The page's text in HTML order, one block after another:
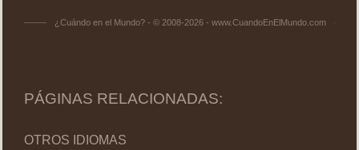
¿Cuándo en el Mundo? - © 2008-2026 - www.CuandoEnElMundo.com
PÁGINAS RELACIONADAS:
OTROS IDIOMAS